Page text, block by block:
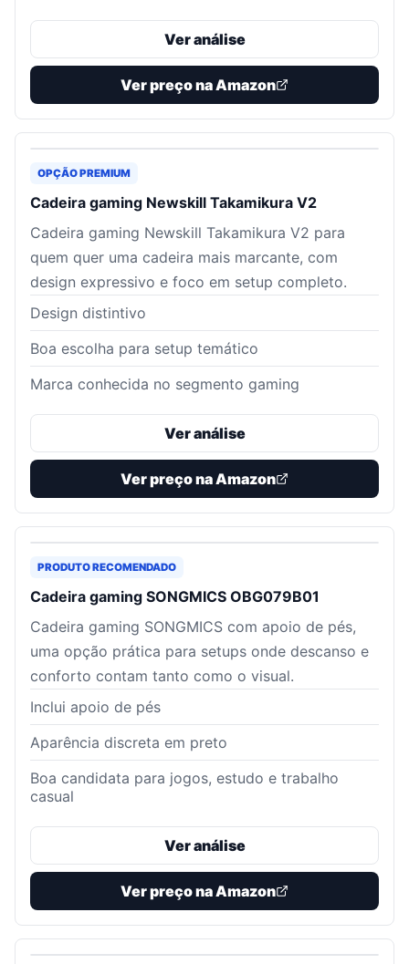
Ver análise
Ver preço na Amazon
OPÇÃO PREMIUM
Cadeira gaming Newskill Takamikura V2
Cadeira gaming Newskill Takamikura V2 para
quem quer uma cadeira mais marcante, com
design expressivo e foco em setup completo.
Design distintivo
Boa escolha para setup temático
Marca conhecida no segmento gaming
Ver análise
Ver preço na Amazon
PRODUTO RECOMENDADO
Cadeira gaming SONGMICS OBG079B01
Cadeira gaming SONGMICS com apoio de pés,
uma opção prática para setups onde descanso e
conforto contam tanto como o visual.
Inclui apoio de pés
Aparência discreta em preto
Boa candidata para jogos, estudo e trabalho
casual
Ver análise
Ver preço na Amazon